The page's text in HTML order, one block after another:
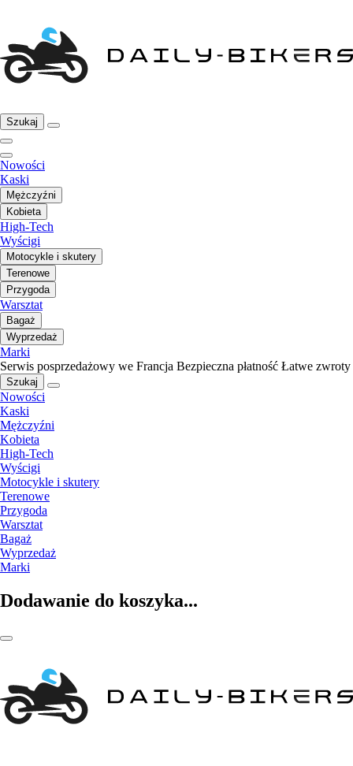
Szukaj
Nowości
Kaski
Mężczyźni
Kobieta
High-Tech
Wyścigi
Motocykle i skutery
Terenowe
Przygoda
Warsztat
Bagaż
Wyprzedaż
Marki
Serwis posprzedażowy we Francja Bezpieczna płatność Łatwe zwroty
Szukaj
Nowości
Kaski
Mężczyźni
Kobieta
High-Tech
Wyścigi
Motocykle i skutery
Terenowe
Przygoda
Warsztat
Bagaż
Wyprzedaż
Marki
Dodawanie do koszyka...